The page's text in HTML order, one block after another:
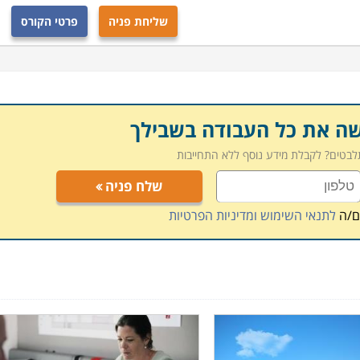
שליחת פניה פרטי הקורס
את כל העבודה בשבילך
לקבלת מידע נוסף ללא התחייבות
שלח פניה
הלתנאי השימוש ומדיניות הפרטיות